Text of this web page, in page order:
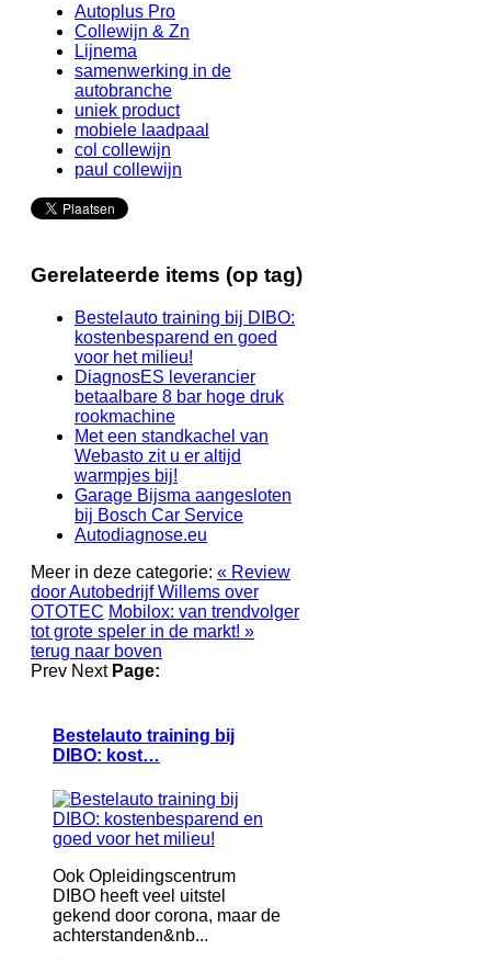
Autoplus Pro
Collewijn & Zn
Lijnema
samenwerking in de
autobranche
uniek product
mobiele laadpaal
col collewijn
paul collewijn
Gerelateerde items (op tag)
Bestelauto training bij DIBO:
kostenbesparend en goed
voor het milieu!
DiagnosES leverancier
betaalbare 8 bar hoge druk
rookmachine
Met een standkachel van
Webasto zit u er altijd
warmpjes bij!
Garage Bijsma aangesloten
bij Bosch Car Service
Autodiagnose.eu
Meer in deze categorie: « Review
door Autobedrijf Willems over
OTOTEC Mobilox: van trendvolger
tot grote speler in de markt! »
terug naar boven
Prev Next Page:
Bestelauto training bij
DIBO: kost…
Ook Opleidingscentrum
DIBO heeft veel uitstel
gekend door corona, maar de
achterstanden&nb...